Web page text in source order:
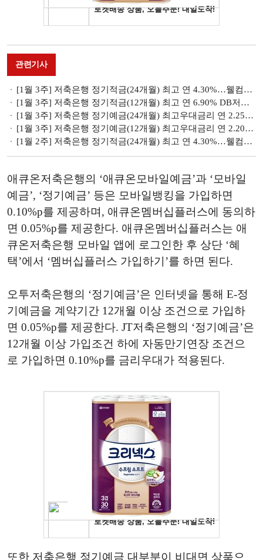
관련기사
[1월 3주] 저축은행 정기적금(24개월) 최고 연 4.30%…웰컴저축은행 최대
[1월 3주] 저축은행 정기적금(12개월) 최고 연 6.90% DB저축은행 ‘DreamBig정기적금’
[1월 3주] 저축은행 정기예금(24개월) 최고우대금리 연 2.25%…ES저축은행 ‘비대면정기예금’
[1월 3주] 저축은행 정기예금(12개월) 최고우대금리 연 2.20%…유니온저축은행 ‘e-정기예금’
[1월 2주] 저축은행 정기적금(24개월) 최고 연 4.30%…웰컴저축은행 최대
애큐온저축은행의 ‘애큐온모바일예금’과 ‘모바일
예금’, ‘정기예금’ 등은 모바일뱅킹을 가입하면
0.10%p를 제공하며, 애큐온멤버십플러스에 동의하
면 0.05%p를 제공한다. 애큐온멤버십플러스는 애
큐온저축은행 모바일 앱에 로그인한 후 상단 ‘혜
택’에서 ‘멤버십플러스 가입하기’를 하면 된다.
오투저축은행의 ‘정기예금’은 인터넷을 통해 E-정
기예금을 계약기간 12개월 이상 조건으로 가입하
면 0.05%p를 제공한다. JT저축은행의 ‘정기예금’은
12개월 이상 가입조건 하에 자동만기연장 조건으
로 가입하면 0.10%p를 금리우대가 적용된다.
또한 저축은행 정기예금 대부분이 비대면 상품으